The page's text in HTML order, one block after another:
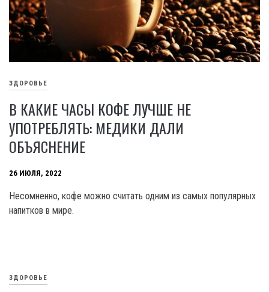
ЗДОРОВЬЕ
В КАКИЕ ЧАСЫ КОФЕ ЛУЧШЕ НЕ
УПОТРЕБЛЯТЬ: МЕДИКИ ДАЛИ
ОБЪЯСНЕНИЕ
26 ИЮЛЯ, 2022
Несомненно, кофе можно считать одним из самых популярных
напитков в мире.
ЗДОРОВЬЕ